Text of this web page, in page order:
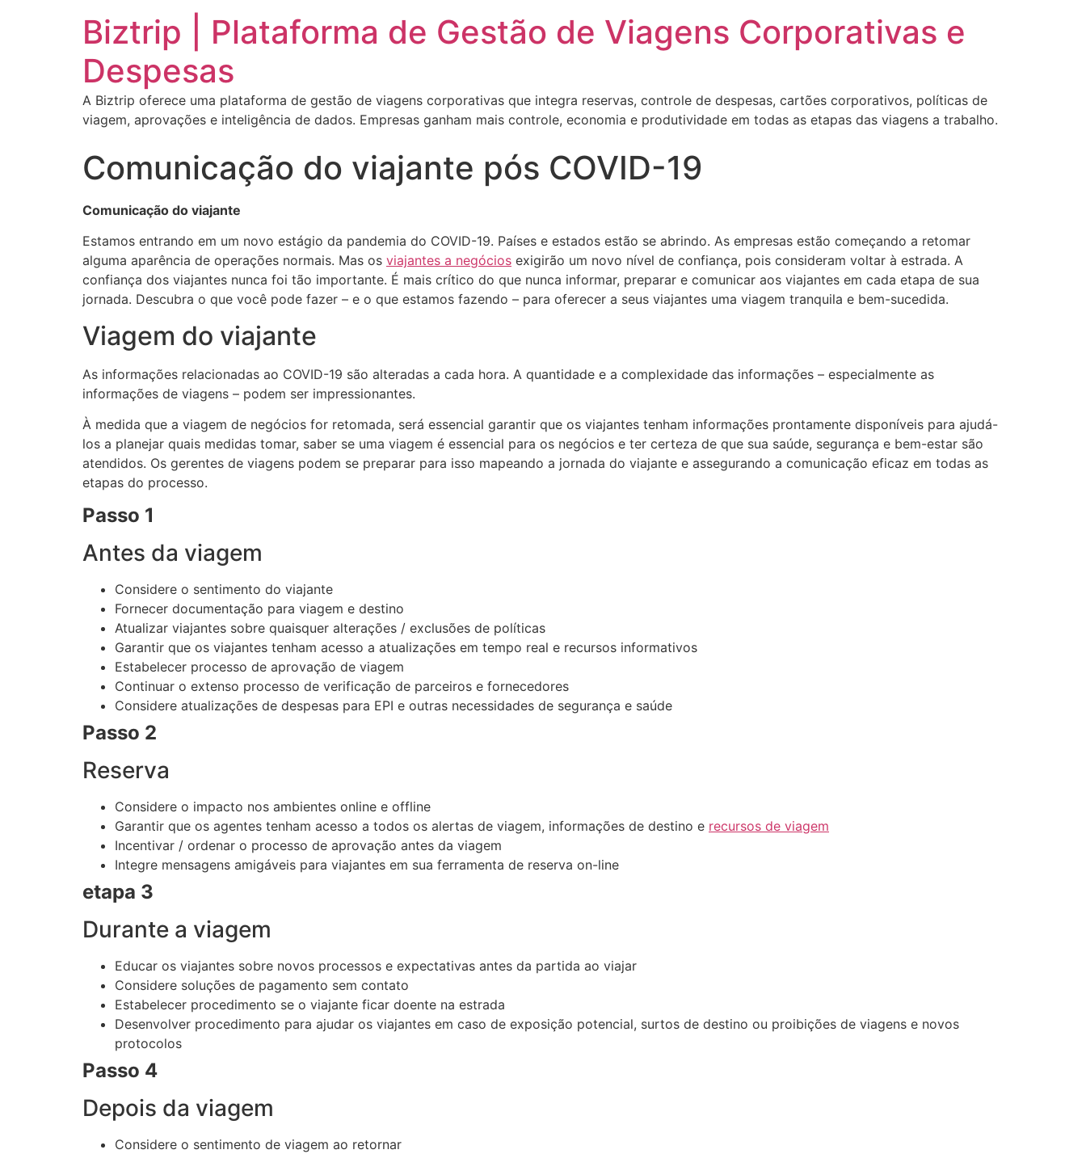
Biztrip | Plataforma de Gestão de Viagens Corporativas e
Despesas
A Biztrip oferece uma plataforma de gestão de viagens corporativas que integra reservas, controle de despesas, cartões corporativos, políticas de
viagem, aprovações e inteligência de dados. Empresas ganham mais controle, economia e produtividade em todas as etapas das viagens a trabalho.
Comunicação do viajante pós COVID-19
Comunicação do viajante
Estamos entrando em um novo estágio da pandemia do COVID-19. Países e estados estão se abrindo. As empresas estão começando a retomar
alguma aparência de operações normais. Mas os viajantes a negócios exigirão um novo nível de confiança, pois consideram voltar à estrada. A
confiança dos viajantes nunca foi tão importante. É mais crítico do que nunca informar, preparar e comunicar aos viajantes em cada etapa de sua
jornada. Descubra o que você pode fazer – e o que estamos fazendo – para oferecer a seus viajantes uma viagem tranquila e bem-sucedida.
Viagem do viajante
As informações relacionadas ao COVID-19 são alteradas a cada hora. A quantidade e a complexidade das informações – especialmente as
informações de viagens – podem ser impressionantes.
À medida que a viagem de negócios for retomada, será essencial garantir que os viajantes tenham informações prontamente disponíveis para ajudá-
los a planejar quais medidas tomar, saber se uma viagem é essencial para os negócios e ter certeza de que sua saúde, segurança e bem-estar são
atendidos. Os gerentes de viagens podem se preparar para isso mapeando a jornada do viajante e assegurando a comunicação eficaz em todas as
etapas do processo.
Passo 1
Antes da viagem
Considere o sentimento do viajante
Fornecer documentação para viagem e destino
Atualizar viajantes sobre quaisquer alterações / exclusões de políticas
Garantir que os viajantes tenham acesso a atualizações em tempo real e recursos informativos
Estabelecer processo de aprovação de viagem
Continuar o extenso processo de verificação de parceiros e fornecedores
Considere atualizações de despesas para EPI e outras necessidades de segurança e saúde
Passo 2
Reserva
Considere o impacto nos ambientes online e offline
Garantir que os agentes tenham acesso a todos os alertas de viagem, informações de destino e recursos de viagem
Incentivar / ordenar o processo de aprovação antes da viagem
Integre mensagens amigáveis ​​para viajantes em sua ferramenta de reserva on-line
etapa 3
Durante a viagem
Educar os viajantes sobre novos processos e expectativas antes da partida ao viajar
Considere soluções de pagamento sem contato
Estabelecer procedimento se o viajante ficar doente na estrada
Desenvolver procedimento para ajudar os viajantes em caso de exposição potencial, surtos de destino ou proibições de viagens e novos
protocolos
Passo 4
Depois da viagem
Considere o sentimento de viagem ao retornar